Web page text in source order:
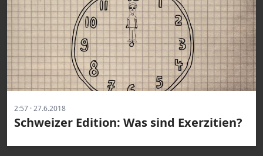
2:57 · 27.6.2018
Schweizer Edition: Was sind Exerzitien?